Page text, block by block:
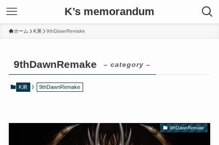
K’s memorandum
ホーム K弟 9thDawnRemake
9thDawnRemake – category –
K弟 9thDawnRemake
9thDawnRemake